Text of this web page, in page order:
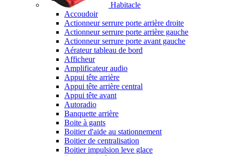
Habitacle
Accoudoir
Actionneur serrure porte arrière droite
Actionneur serrure porte arrière gauche
Actionneur serrure porte avant gauche
Aérateur tableau de bord
Afficheur
Amplificateur audio
Appui tête arrière
Appui tête arrière central
Appui tête avant
Autoradio
Banquette arrière
Boite à gants
Boitier d'aide au stationnement
Boitier de centralisation
Boitier impulsion leve glace